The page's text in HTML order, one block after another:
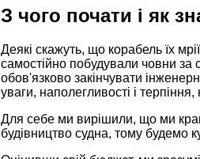
З чого почати і як
Деякі скажуть, що корабель їх
самостійно побудували човни
обов'язково закінчувати
уваги, наполегливості і
Для себе ми вирішили, що ми
будівництво судна, тому будемо